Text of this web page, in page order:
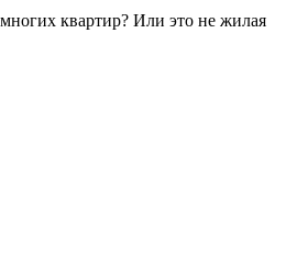
квартир? Или это не жилая